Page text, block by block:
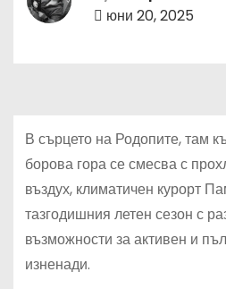
юни 20, 2025
В сърцето на Родопите, там
борова гора се смесва с
въздух, климатичен курорт
тазгодишния летен сезон с
възможности за активен и
изненади.